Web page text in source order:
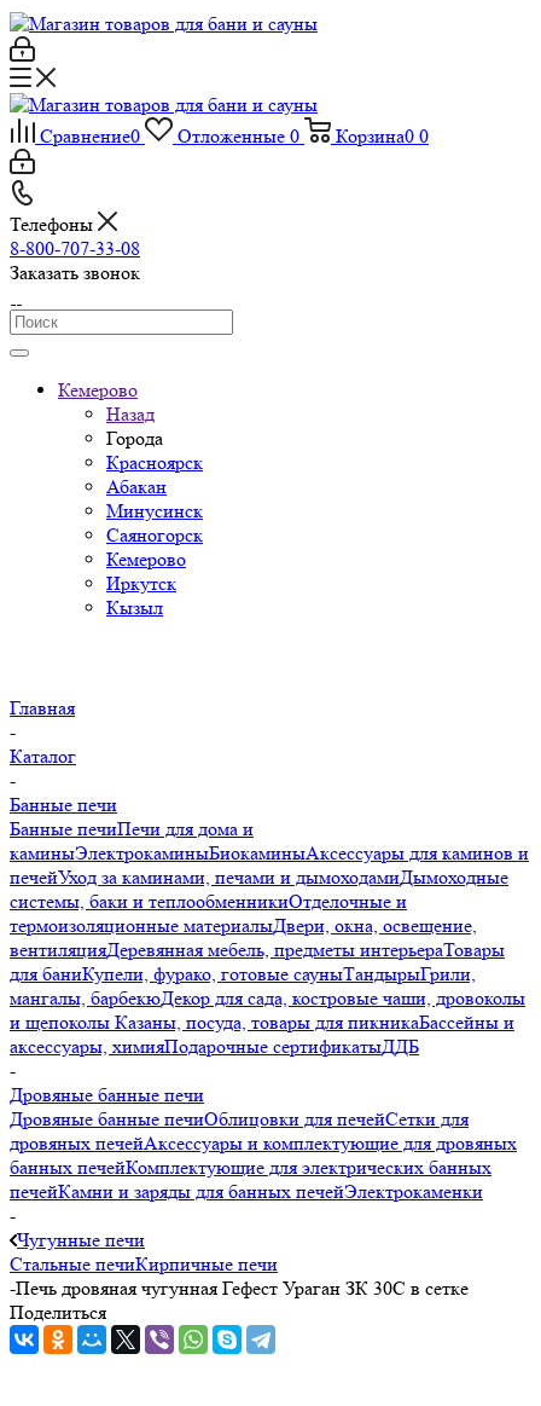
Сравнение0 Отложенные 0 Корзина0 0
Телефоны
8-800-707-33-08
Заказать звонок
Кемерово
Назад
Города
Красноярск
Абакан
Минусинск
Саяногорск
Кемерово
Иркутск
Кызыл
Главная
-
Каталог
-
Банные печи
Банные печиПечи для дома и
каминыЭлектрокаминыБиокаминыАксессуары для каминов и
печейУход за каминами, печами и дымоходамиДымоходные
системы, баки и теплообменникиОтделочные и
термоизоляционные материалыДвери, окна, освещение,
вентиляцияДеревянная мебель, предметы интерьераТовары
для баниКупели, фурако, готовые сауныТандырыГрили,
мангалы, барбекюДекор для сада, костровые чаши, дровоколы
и щепоколы Казаны, посуда, товары для пикникаБассейны и
аксессуары, химияПодарочные сертификатыДДБ
-
Дровяные банные печи
Дровяные банные печиОблицовки для печейСетки для
дровяных печейАксессуары и комплектующие для дровяных
банных печейКомплектующие для электрических банных
печейКамни и заряды для банных печейЭлектрокаменки
-
Чугунные печи
Стальные печиКирпичные печи
-Печь дровяная чугунная Гефест Ураган ЗК 30С в сетке
Поделиться